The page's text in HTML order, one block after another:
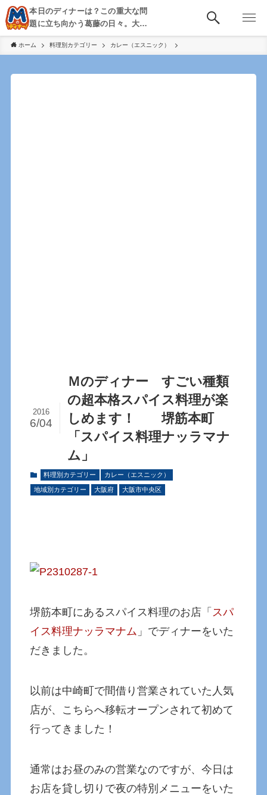
本日のディナーは？この重大な問
題に立ち向かう葛藤の日々。大
阪・京都・神戸を中心とした食べ
歩き、飲み歩きを綴る。
ホーム 料理別カテゴリー カレー（エスニック）
Ｍのディナー すごい種類
の超本格スパイス料理が楽
しめます！ 堺筋本町
「スパイス料理ナッラマナ
ム」
2016
6/04
料理別カテゴリー カレー（エスニック）
地域別カテゴリー 大阪府 大阪市中央区
堺筋本町にあるスパイス料理のお店「 スパ
イス料理ナッラマナム 」でディナーをいた
だきました。
以前は中崎町で間借り営業されていた人気
店が、こちらへ移転オープンされて初めて
行ってきました！
通常はお昼のみの営業なのですが、今日は
お店を貸し切りで夜の特別メニューをいた